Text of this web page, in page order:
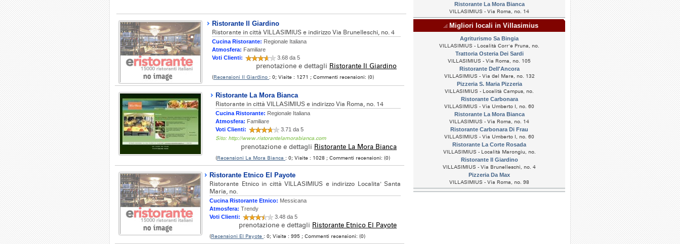
Ristorante Il Giardino
Ristorante in città VILLASIMIUS e indirizzo Via Brunelleschi, no. 4
Cucina Ristorante: Regionale Italiana
Atmosfera: Familiare
Voti Clienti:
3.68 da 5
prenotazione e dettagli Ristorante Il Giardino
(Recensioni Il Giardino : 0; Visite : 1271 ; Commenti recensioni: (0)
Ristorante La Mora Bianca
Ristorante in città VILLASIMIUS e indirizzo Via Roma, no. 14
Cucina Ristorante: Regionale Italiana
Atmosfera: Familiare
Voti Clienti:
3.71 da 5
Sito: http://www.ristorantelamorabianca.com
prenotazione e dettagli Ristorante La Mora Bianca
(Recensioni La Mora Bianca : 0; Visite : 1028 ; Commenti recensioni: (0)
Ristorante Etnico El Payote
Ristorante Etnico in città VILLASIMIUS e indirizzo Localita' Santa
Maria, no.
Cucina Ristorante Etnico: Messicana
Atmosfera: Trendy
Voti Clienti:
3.48 da 5
prenotazione e dettagli Ristorante Etnico El Payote
(Recensioni El Payote : 0; Visite : 995 ; Commenti recensioni: (0)
Ristorante La Mora Bianca
VILLASIMIUS - Via Roma, no. 14
Migliori locali in Villasimius
Agriturismo Sa Bingia
VILLASIMIUS - Località Corr'e Pruna, no.
Trattoria Osteria Dei Sardi
VILLASIMIUS - Via Roma, no. 105
Ristorante Dell'Ancora
VILLASIMIUS - Via del Mare, no. 132
Pizzeria S. Maria Pizzeria
VILLASIMIUS - Località Campus, no.
Ristorante Carbonara
VILLASIMIUS - Via Umberto I, no. 60
Ristorante La Mora Bianca
VILLASIMIUS - Via Roma, no. 14
Ristorante Carbonara Di Frau
VILLASIMIUS - Via Umberto I, no. 60
Ristorante La Corte Rosada
VILLASIMIUS - Località Marongiu, no.
Ristorante Il Giardino
VILLASIMIUS - Via Brunelleschi, no. 4
Pizzeria Da Max
VILLASIMIUS - Via Roma, no. 98